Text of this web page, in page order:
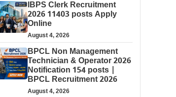
IBPS Clerk Recruitment
2026 11403 posts Apply
Online
August 4, 2026
BPCL Non Management
Technician & Operator 2026
Notification 154 posts |
BPCL Recruitment 2026
August 4, 2026